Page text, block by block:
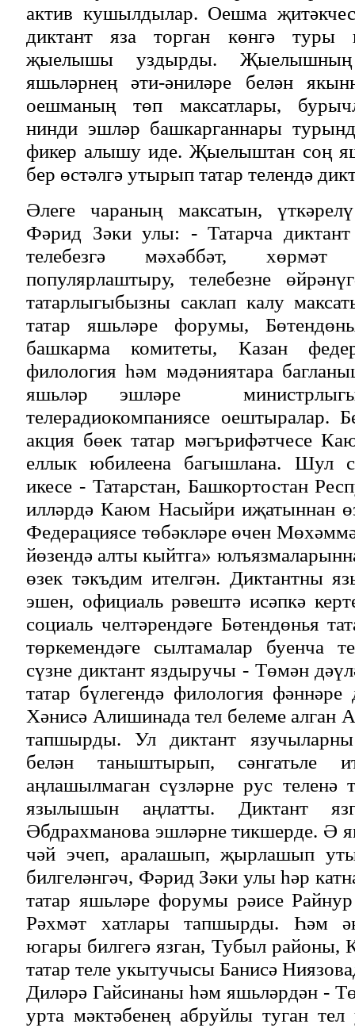
актив кушылдылар. Оешма
диктант яза торган көнгә туры
җыелышы уздырды.
яшьләрнең әти-әниләре белән
оешманың төп максатлары,
нинди эшләр башкарганнары
фикер алышу иде. Җыелыштан соң
бер өстәлгә утырып татар телендә
Әлеге чараның максатын,
Фәрид Зәки улы: - Татарча диктант
телебезгә мәхәббәт,
популярлаштыру, телебезне
татарлыгыбызны саклап калу
татар яшьләре форумы,
башкарма комитеты, Казан
филология һәм мәдәниятара
яшьләр эшләре
телерадиокомпаниясе оештыралар.
акция бөек татар мәгърифәтчесе
еллык юбилеена багышлана. Шул
икесе - Татарстан, Башкортостан
илләрдә Каюм Насыйри иҗатыннан
Федерациясе төбәкләре өчен
йөзендә алты кыйтга»
өзек тәкъдим ителгән. Диктантны
эшен, официаль рәвештә исәпкә
социаль челтәрендәге Бөтендөнья
төркемендәге сылтамалар буенча
сүзне диктант яздыручы - Төмән
татар бүлегендә филология
Хәнисә Алишинада тел белеме алган
тапшырды. Ул диктант язучыларны
белән таныштырып, сәнгатьле
аңлашылмаган сүзләрне рус теленә
язылышын аңлатты. Диктант
Әбдрахманова эшләрне тикшерде. Ә
чәй эчеп, аралашып, җырлашып
билгеләнгәч, Фәрид Зәки улы һәр
татар яшьләре форумы рәисе
Рәхмәт хатлары тапшырды. Һәм
югары билгегә язган, Тубыл районы,
татар теле укытучысы Банисә
Диләрә Гайсинаны һәм яшьләрдән -
урта мәктәбенең абруйлы туган